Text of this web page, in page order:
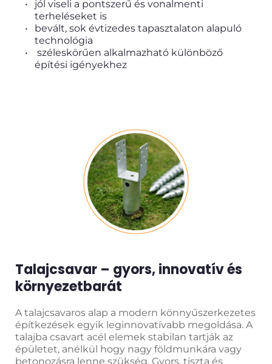
jól viseli a pontszerű és vonalmenti
terheléseket is
bevált, sok évtizedes tapasztalaton alapuló
technológia
széleskörűen alkalmazható különböző
építési igényekhez
Talajcsavar – gyors, innovatív és
környezetbarát
A talajcsavaros alap a modern könnyűszerkezetes
építkezések egyik leginnovatívabb megoldása. A
talajba csavart acél elemek stabilan tartják az
épületet, anélkül hogy nagy földmunkára vagy
betonozásra lenne szükség. Gyors, tiszta és